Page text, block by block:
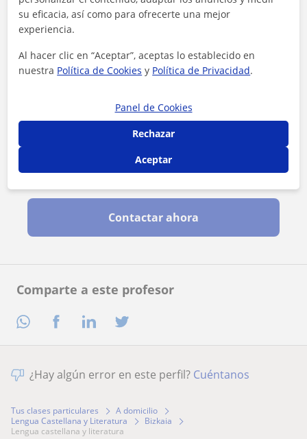
Comparte a este profesor
Contactar ahora
¿Hay algún error en este perfil? Cuéntanos
Tus clases particulares
A domicilio
Lengua Castellana y Literatura
Bizkaia
lengua castellana y literatura
su eficacia, así como para ofrecerte una mejor
experiencia.
Al hacer clic en “Aceptar”, aceptas lo establecido en
nuestra Política de Cookies y Política de Privacidad.
Panel de Cookies
Rechazar
Aceptar